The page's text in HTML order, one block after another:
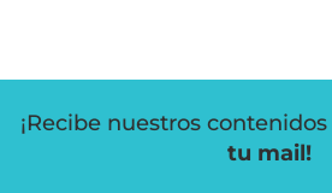
¡Recibe nuestros contenidos
tu mail!